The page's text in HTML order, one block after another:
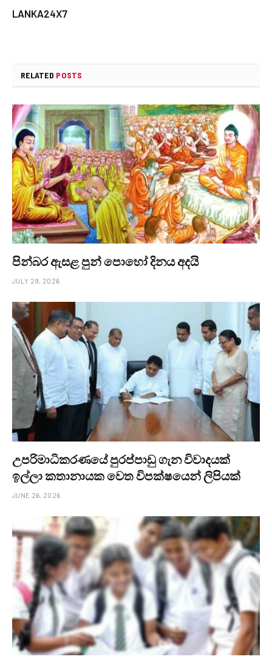
LANKA24X7
RELATED POSTS
පින්බර ඇසළ පුන් පොහෝ දිනය අදයි
JULY 29, 2026
උපරිමාධිකරණයේ පුරප්පාඩු ගැන විවාදයක්
ඉල්ලා කතානායක වෙත විපක්ෂයෙන් ලිපියක්
JUNE 26, 2026